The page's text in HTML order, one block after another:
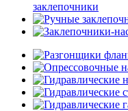
заклепочники